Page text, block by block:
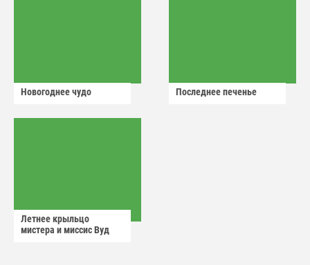
Новогоднее чудо Последнее печенье
Летнее крыльцо
мистера и миссис Вуд